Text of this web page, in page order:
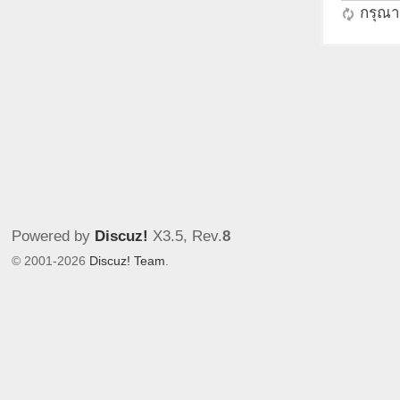
กรุณ
Powered by Discuz! X3.5, Rev.8
© 2001-2026 Discuz! Team